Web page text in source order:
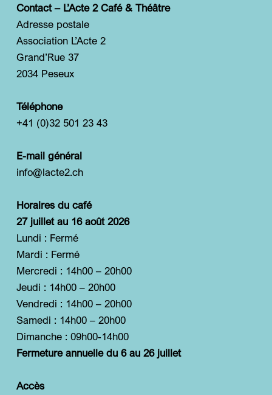
Contact – L’Acte 2 Café & Théâtre
Adresse postale
Association L’Acte 2
Grand’Rue 37
2034 Peseux
Téléphone
+41 (0)32 501 23 43
E-mail général
info@lacte2.ch
Horaires du café
27 juillet au 16 août 2026
Lundi : Fermé
Mardi : Fermé
Mercredi : 14h00 – 20h00
Jeudi : 14h00 – 20h00
Vendredi : 14h00 – 20h00
Samedi : 14h00 – 20h00
Dimanche : 09h00-14h00
Fermeture annuelle du 6 au 26 juillet
Accès